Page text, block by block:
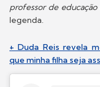
professor de educação
legenda.
+ Duda Reis revela
que minha filha seja